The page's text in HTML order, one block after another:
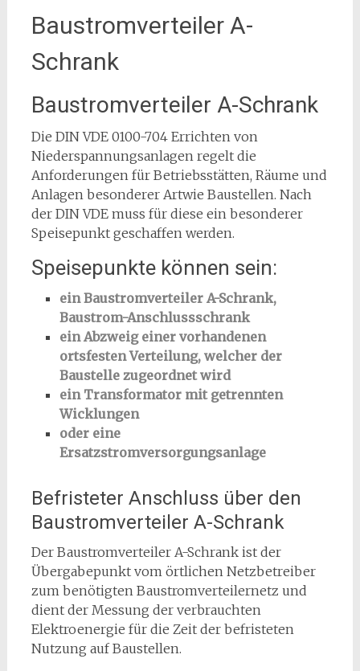
Baustromverteiler A-
Schrank
Baustromverteiler A-Schrank
Die DIN VDE 0100-704 Errichten von
Niederspannungsanlagen regelt die
Anforderungen für Betriebsstätten, Räume und
Anlagen besonderer Artwie Baustellen. Nach
der DIN VDE muss für diese ein besonderer
Speisepunkt geschaffen werden.
Speisepunkte können sein:
ein Baustromverteiler A-Schrank,
Baustrom-Anschlussschrank
ein Abzweig einer vorhandenen
ortsfesten Verteilung, welcher der
Baustelle zugeordnet wird
ein Transformator mit getrennten
Wicklungen
oder eine
Ersatzstromversorgungsanlage
Befristeter Anschluss über den
Baustromverteiler A-Schrank
Der Baustromverteiler A-Schrank ist der
Übergabepunkt vom örtlichen Netzbetreiber
zum benötigten Baustromverteilernetz und
dient der Messung der verbrauchten
Elektroenergie für die Zeit der befristeten
Nutzung auf Baustellen.